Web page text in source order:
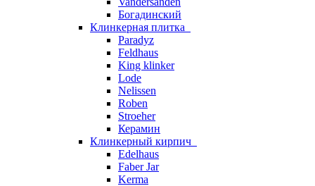
Богадинский
Клинкерная плитка
Paradyz
Feldhaus
King klinker
Lode
Nelissen
Roben
Stroeher
Керамин
Клинкерный кирпич
Edelhaus
Faber Jar
Kerma